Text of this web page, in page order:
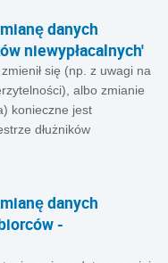
danych
niewypłacalnych'
się (np. z uwagi na
albo zmianie
konieczne jest
dłużników
danych
-